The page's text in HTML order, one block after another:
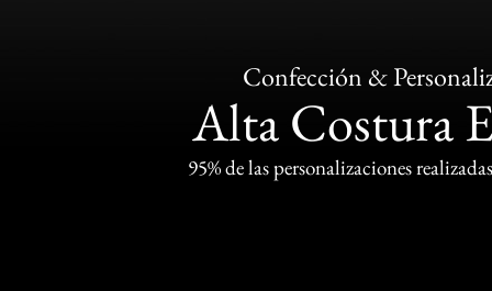
Confección &
Alta Costura
95% de las personalizaciones